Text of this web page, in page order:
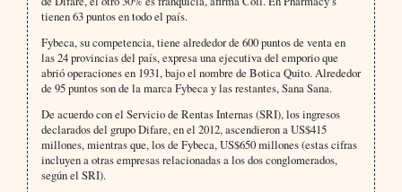
tienen 63 puntos en todo el país.
Fybeca, su competencia, tiene alrededor de 600 puntos de venta en
las 24 provincias del país, expresa una ejecutiva del emporio que
abrió operaciones en 1931, bajo el nombre de Botica Quito. Alrededor
de 95 puntos son de la marca Fybeca y las restantes, Sana Sana.
De acuerdo con el Servicio de Rentas Internas (SRI), los ingresos
declarados del grupo Difare, en el 2012, ascendieron a US$415
millones, mientras que, los de Fybeca, US$650 millones (estas cifras
incluyen a otras empresas relacionadas a los dos conglomerados,
según el SRI).